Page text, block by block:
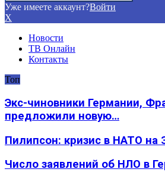
Уже имеете аккаунт?Войти
X
Новости
ТВ Онлайн
Контакты
Топ
Экс-чиновники Германии,
предложили новую…
Пилипсон: кризис в НАТО на
Число заявлений об НЛО в